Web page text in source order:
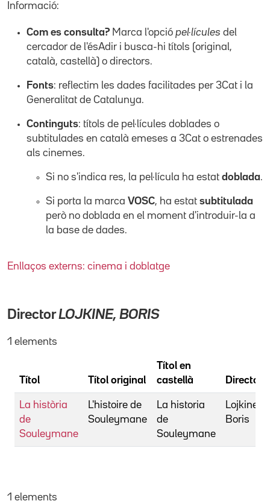
Informació:
Com es consulta? Marca l'opció pel·lícules del
cercador de l'ésAdir i busca-hi títols (original,
català, castellà) o directors.
Fonts: reflectim les dades facilitades per 3Cat i la
Generalitat de Catalunya.
Continguts: títols de pel·lícules doblades o
subtitulades en català emeses a 3Cat o estrenades
als cinemes.
Si no s'indica res, la pel·lícula ha estat doblada.
Si porta la marca VOSC, ha estat subtitulada
però no doblada en el moment d'introduir-la a
la base de dades.
Enllaços externs: cinema i doblatge
DirectorLOJKINE, BORIS
1 elements
Títol Títol original
Títol en
castellà
Director
La història
de
Souleymane
L'histoire de
Souleymane
La historia
de
Souleymane
Lojkine,
Boris
1 elements